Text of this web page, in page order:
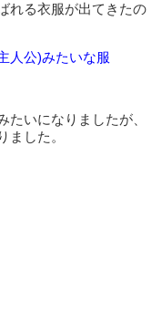
れる衣服が出てきたの
人公)みたいな服
たいになりましたが、
ました。